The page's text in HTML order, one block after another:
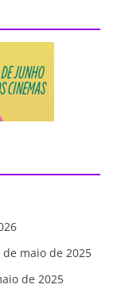
de maio de 2025
de 2025